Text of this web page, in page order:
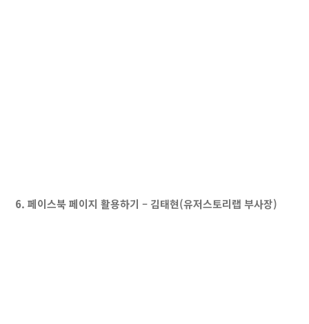
6. 페이스북 페이지 활용하기 – 김태현(유저스토리랩 부사장)